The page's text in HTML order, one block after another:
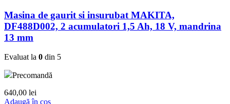
Masina de gaurit si insurubat MAKITA,
DF488D002, 2 acumulatori 1,5 Ah, 18 V, mandrina
13 mm
Evaluat la 0 din 5
Precomandă
640,00 lei
Adaugă în coș